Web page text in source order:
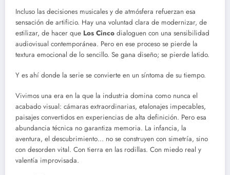
Incluso las decisiones musicales y de atmósfera refuerzan esa
sensación de artificio. Hay una voluntad clara de modernizar, de
estilizar, de hacer que Los Cinco dialoguen con una sensibilidad
audiovisual contemporánea. Pero en ese proceso se pierde la
textura emocional de lo sencillo. Se gana diseño; se pierde latido.
Y es ahí donde la serie se convierte en un síntoma de su tiempo.
Vivimos una era en la que la industria domina como nunca el
acabado visual: cámaras extraordinarias, etalonajes impecables,
paisajes convertidos en experiencias de alta definición. Pero esa
abundancia técnica no garantiza memoria. La infancia, la
aventura, el descubrimiento… no se construyen con simetría, sino
con desorden vital. Con tierra en las rodillas. Con miedo real y
valentía improvisada.